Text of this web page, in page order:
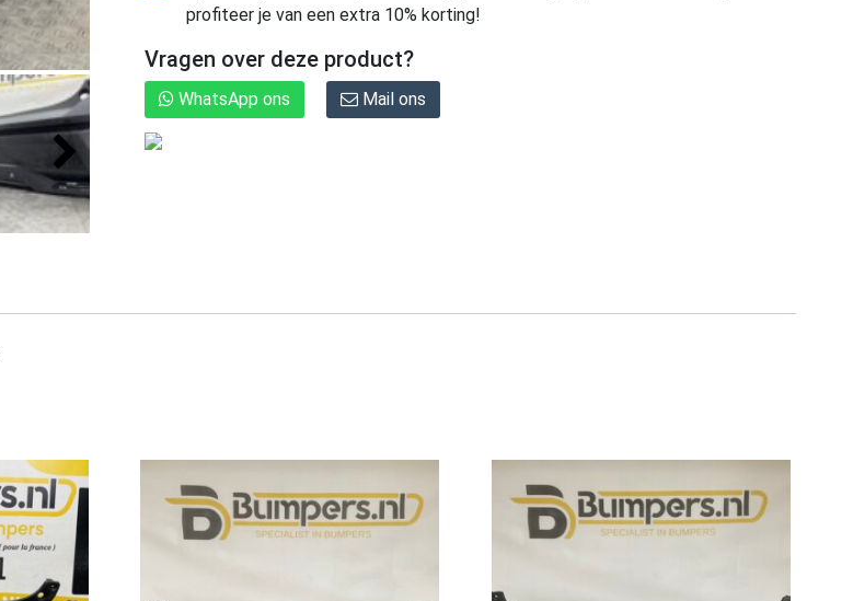
profiteer je van een extra 10% korting!
Vragen over deze product?
WhatsApp ons Mail ons